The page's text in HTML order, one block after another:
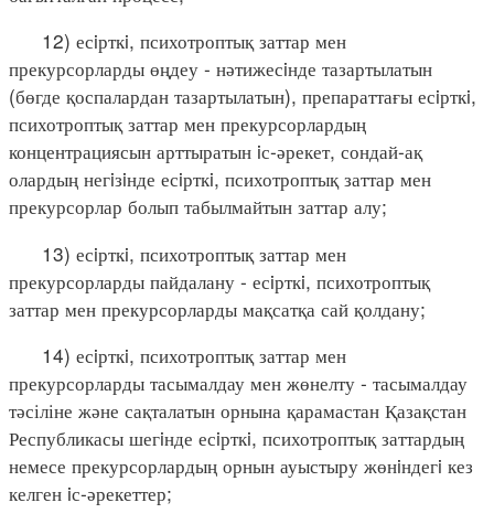
12) есiрткi, психотроптық заттар мен
прекурсорларды өңдеу - нәтижесiнде тазартылатын
(бөгде қоспалардан тазартылатын), препараттағы есiрткi,
психотроптық заттар мен прекурсорлардың
концентрациясын арттыратын iс-әрекет, сондай-ақ
олардың негiзiнде есiрткi, психотроптық заттар мен
прекурсорлар болып табылмайтын заттар алу;
13) есiрткi, психотроптық заттар мен
прекурсорларды пайдалану - есiрткi, психотроптық
заттар мен прекурсорларды мақсатқа сай қолдану;
14) есiрткi, психотроптық заттар мен
прекурсорларды тасымалдау мен жөнелту - тасымалдау
тәсіліне және сақталатын орнына қарамастан Қазақстан
Республикасы шегiнде есiрткi, психотроптық заттардың
немесе прекурсорлардың орнын ауыстыру жөнiндегi кез
келген iс-әрекеттер;